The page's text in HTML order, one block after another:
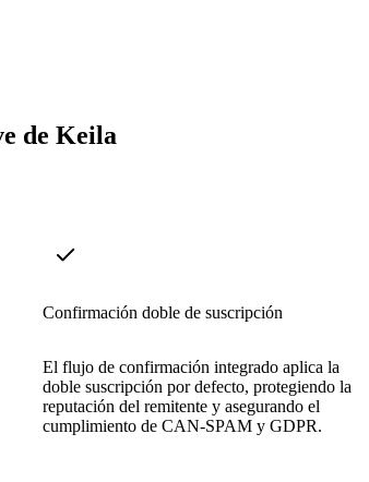
de Keila
Confirmación doble de suscripción
El flujo de confirmación integrado aplica la
doble suscripción por defecto, protegiendo la
reputación del remitente y asegurando el
cumplimiento de CAN-SPAM y GDPR.